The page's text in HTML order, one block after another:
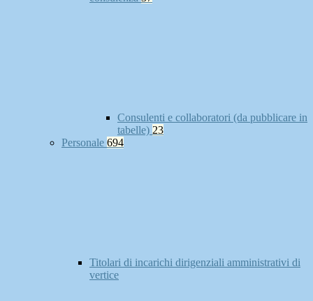
Consulenti e collaboratori (da pubblicare in
tabelle) 23
Personale 694
Titolari di incarichi dirigenziali amministrativi di
vertice